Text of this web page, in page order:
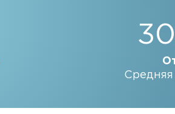
Средняя